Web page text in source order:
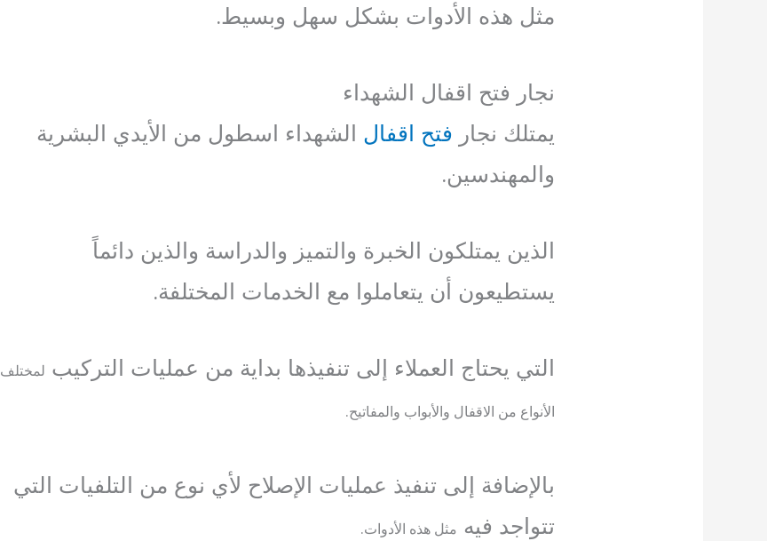
مثل هذه الأدوات بشكل سهل وبسيط.
نجار فتح اقفال الشهداء
يمتلك نجار فتح اقفال الشهداء اسطول من الأيدي البشرية
والمهندسين.
الذين يمتلكون الخبرة والتميز والدراسة والذين دائماً
يستطيعون أن يتعاملوا مع الخدمات المختلفة.
التي يحتاج العملاء إلى تنفيذها بداية من عمليات التركيب لمختلف
الأنواع من الاقفال والأبواب والمفاتيح.
بالإضافة إلى تنفيذ عمليات الإصلاح لأي نوع من التلفيات التي
تتواجد فيه مثل هذه الأدوات.